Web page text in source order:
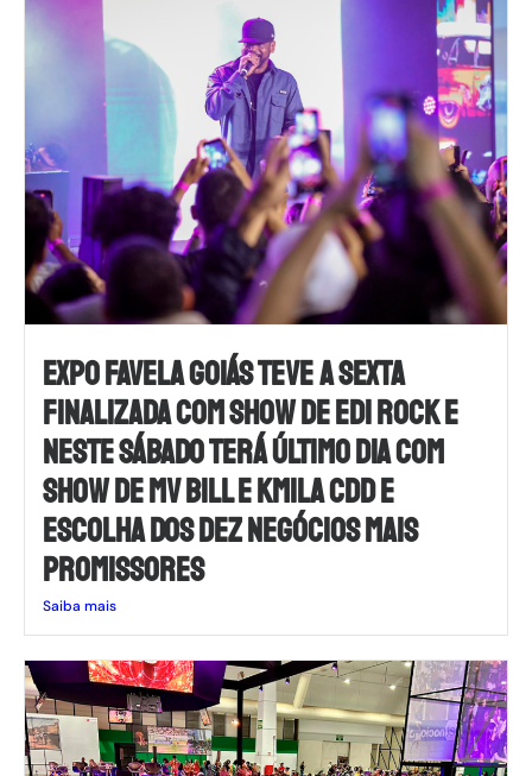
EXPO FAVELA GOIÁS TEVE A SEXTA
FINALIZADA COM SHOW DE EDI ROCK E
NESTE SÁBADO TERÁ ÚLTIMO DIA COM
SHOW DE MV BILL E KMILA CDD E
ESCOLHA DOS DEZ NEGÓCIOS MAIS
PROMISSORES
Saiba mais